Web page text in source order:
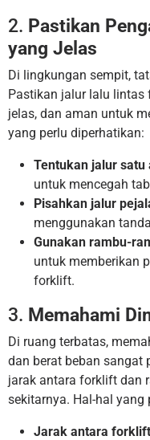
2. Pastikan
yang Jelas
Di lingkungan sempit,
Pastikan jalur lalu lintas
jelas, dan aman untuk
yang perlu diperhatikan:
Tentukan jalur satu
untuk mencegah
Pisahkan jalur
menggunakan
Gunakan rambu-
untuk memberikan
forklift.
3. Memahami
Di ruang terbatas,
dan berat beban sangat
jarak antara forklift dan
sekitarnya. Hal-hal yang
Jarak antara